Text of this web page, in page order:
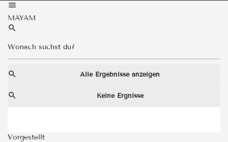
MAYAM
Alle Ergebnisse anzeigen
Keine Ergnisse
Vorgestellt